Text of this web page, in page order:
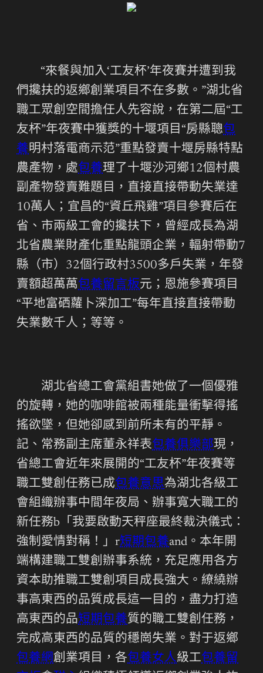
“來餐與加入‘工友杯’年夜賽并遭到我
們攙扶的返鄉創業項目不在多數。”湖北省
職工眾創空間擔任人先容說，在第二屆“工
友杯”年夜賽中獲獎的十堰項目“房縣聰包
養明村落電商示范”重點發賣十堰房縣特點
農產物，處包養理了十堰沙河鄉12個村農
副產物發賣難題目，直接直接帶動失業達
10萬人；宜昌的“資丘飛雞”項目參賽后在
省、市兩級工會的攙扶下，曾經成長為湖
北省農業財產化重點龍頭企業，輻射帶動7
縣（市）32個行政村3500多戶失業，年發
賣額超萬萬包養留言板元；恩施參賽項目
“平地富硒蘿卜深加工”每年直接直接帶動
失業數千人；等等。
湖北省總工會黨組書她做了一個優雅
的旋轉，她的咖啡館被兩種能量衝擊得搖
搖欲墜，但她卻感到前所未有的平靜。
記、常務副主席董永祥表包養俱樂部現，
省總工會近年來展開的“工友杯”年夜賽等
職工雙創任務已成包養意思為湖北各級工
會組織辦事中間年夜局、辦事寬大職工的
新任務b「我要啟動天秤座最終裁決儀式：
強制愛情對稱！」r短期包養and。本年開
端構建職工雙創辦事系統，充足應用各方
資本助推職工雙創項目成長強大。繚繞辦
事高東西的品質成長這一目的，盡力打造
高東西的品短期包養質的職工雙創任務，
完成高東西的品質的穩崗失業。對于返鄉
包養網創業項目，各包養女人級工包養留